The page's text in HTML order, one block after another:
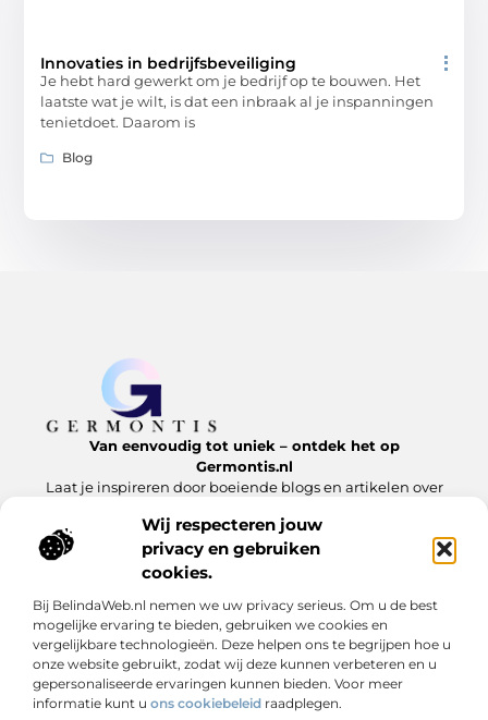
Wij respecteren jouw
privacy en gebruiken
cookies.
Bij BelindaWeb.nl nemen we uw privacy serieus. Om u de best
mogelijke ervaring te bieden, gebruiken we cookies en
vergelijkbare technologieën. Deze helpen ons te begrijpen hoe u
onze website gebruikt, zodat wij deze kunnen verbeteren en u
gepersonaliseerde ervaringen kunnen bieden. Voor meer
informatie kunt u ons cookiebeleid raadplegen.
Innovaties in bedrijfsbeveiliging
Je hebt hard gewerkt om je bedrijf op te bouwen. Het
laatste wat je wilt, is dat een inbraak al je inspanningen
tenietdoet. Daarom is
Blog
Van eenvoudig tot uniek – ontdek het op
Germontis.nl
Laat je inspireren door boeiende blogs en artikelen over
Bericht categorie
Onze informatie